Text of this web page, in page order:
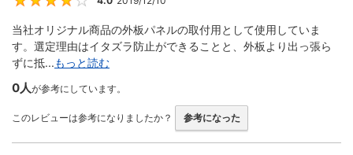
当社オリジナル商品の外板パネルの取付用として使用していま
す。選定理由はイタズラ防止ができることと、外板より出っ張ら
ずに抵...もっと読む
0人が参考にしています。
このレビューは参考になりましたか？ 参考になった